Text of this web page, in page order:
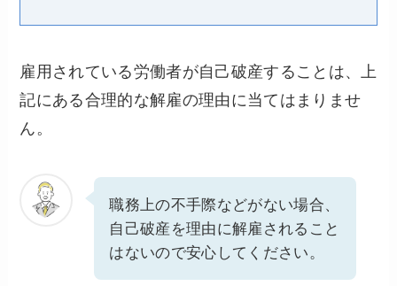
雇用されている労働者が自己破産することは、上
記にある合理的な解雇の理由に当てはまりませ
ん。
職務上の不手際などがない場合、
自己破産を理由に解雇されること
はないので安心してください。